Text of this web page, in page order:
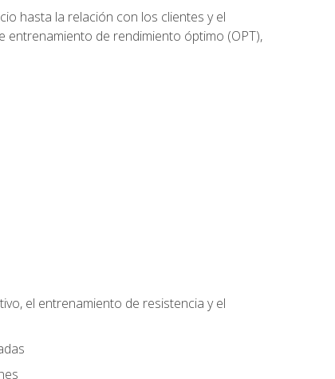
hasta la relación con los clientes y el
entrenamiento de rendimiento óptimo (OPT),
el entrenamiento de resistencia y el